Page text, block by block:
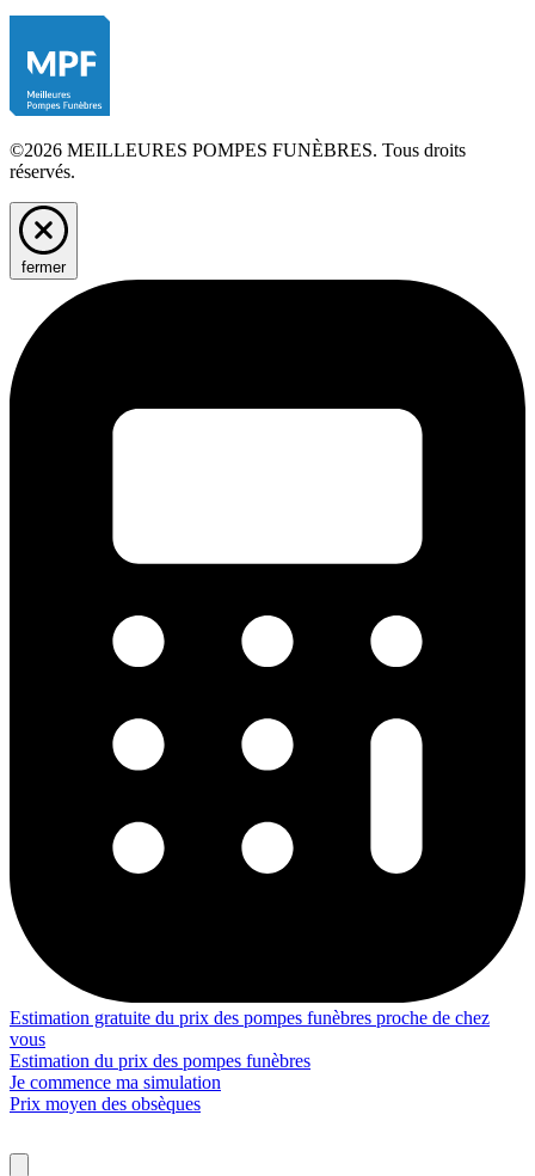
©2026 MEILLEURES POMPES FUNÈBRES. Tous droits
réservés.
fermer
Estimation gratuite du prix des pompes funèbres proche de chez
vous
Estimation du prix des pompes funèbres
Je commence ma simulation
Prix moyen des obsèques